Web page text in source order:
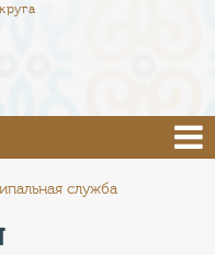
служба